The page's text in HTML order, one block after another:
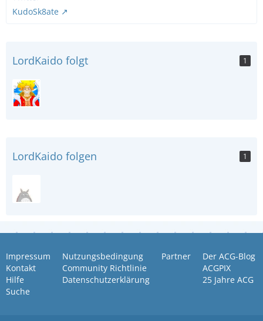
KudoSk8ate
LordKaido folgt 1
LordKaido folgen 1
Impressum
Kontakt
Hilfe
Suche
Nutzungsbedingung
Community Richtlinie
Datenschutzerklärung
Partner
Der ACG-Blog
ACGPIX
25 Jahre ACG